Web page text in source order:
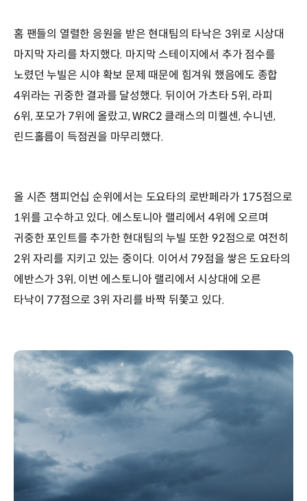
홈 팬들의 열렬한 응원을 받은 현대팀의 타낙은 3위로 시상대
마지막 자리를 차지했다. 마지막 스테이지에서 추가 점수를
노렸던 누빌은 시야 확보 문제 때문에 힘겨워 했음에도 종합
4위라는 귀중한 결과를 달성했다. 뒤이어 가츠타 5위, 라피
6위, 포모가 7위에 올랐고, WRC2 클래스의 미켈센, 수니넨,
린드홀름이 득점권을 마무리했다.
올 시즌 챔피언십 순위에서는 도요타의 로반페라가 175점으로
1위를 고수하고 있다. 에스토니아 랠리에서 4위에 오르며
귀중한 포인트를 추가한 현대팀의 누빌 또한 92점으로 여전히
2위 자리를 지키고 있는 중이다. 이어서 79점을 쌓은 도요타의
에반스가 3위, 이번 에스토니아 랠리에서 시상대에 오른
타낙이 77점으로 3위 자리를 바짝 뒤쫓고 있다.